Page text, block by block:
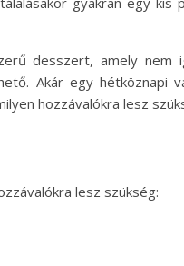
desszert, amely nem
Akár egy hétköznapi
hozzávalókra lesz
lesz szükség: